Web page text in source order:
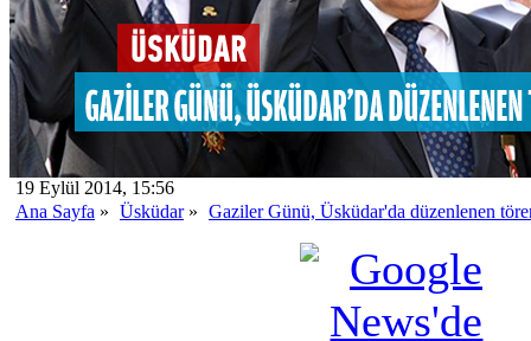
19 Eylül 2014, 15:56
Ana Sayfa » Üsküdar» Gaziler Günü, Üsküdar'da düzenlenen